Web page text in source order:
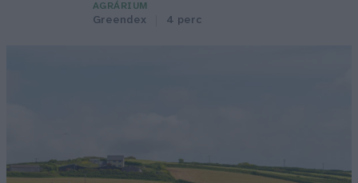
AGRÁRIUM
Greendex 4 perc